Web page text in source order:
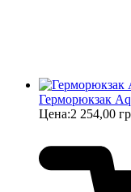
Герморюкзак
Цена:2 254,00